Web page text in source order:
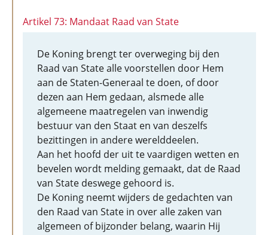
Artikel 73: Mandaat Raad van State
De Koning brengt ter overweging bij den
Raad van State alle voorstellen door Hem
aan de Staten-Generaal te doen, of door
dezen aan Hem gedaan, alsmede alle
algemeene maatregelen van inwendig
bestuur van den Staat en van deszelfs
bezittingen in andere werelddeelen.
Aan het hoofd der uit te vaardigen wetten en
bevelen wordt melding gemaakt, dat de Raad
van State deswege gehoord is.
De Koning neemt wijders de gedachten van
den Raad van State in over alle zaken van
algemeen of bijzonder belang, waarin Hij